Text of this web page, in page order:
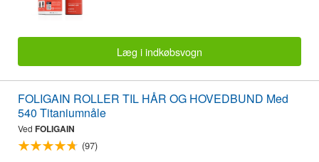
Læg i indkøbsvogn
FOLIGAIN ROLLER TIL HÅR OG HOVEDBUND Med
540 Titaniumnåle
Ved FOLIGAIN
(97)